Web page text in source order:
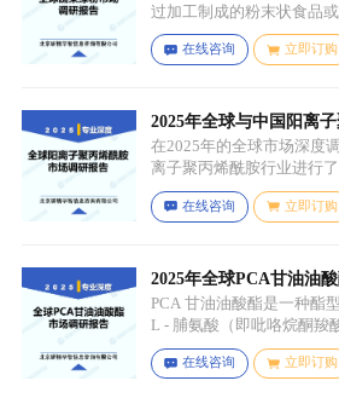
过加工制成的粉末状食品
叶绿素、膳食纤维、维生
色蔬菜和水果为原料，常
等，有时也会搭配其他颜
根等）以丰富营养等绿色
在线咨询 立即订购
2025年全球与中国阳离
研报告：行业趋势与投
在2025年的全球市场深度
离子聚丙烯酰胺行业进行
细分与应用场景。通过对
深入分析，我们揭示了关
在线咨询 立即订购
2025年全球PCA甘油油
PCA 甘油油酸酯是一种酯
L - 脯氨酸（即吡咯烷酮羧
过化学反应生成，化学名
羟基 - 3-(油酰氧基) 丙酯，
在线咨询 立即订购